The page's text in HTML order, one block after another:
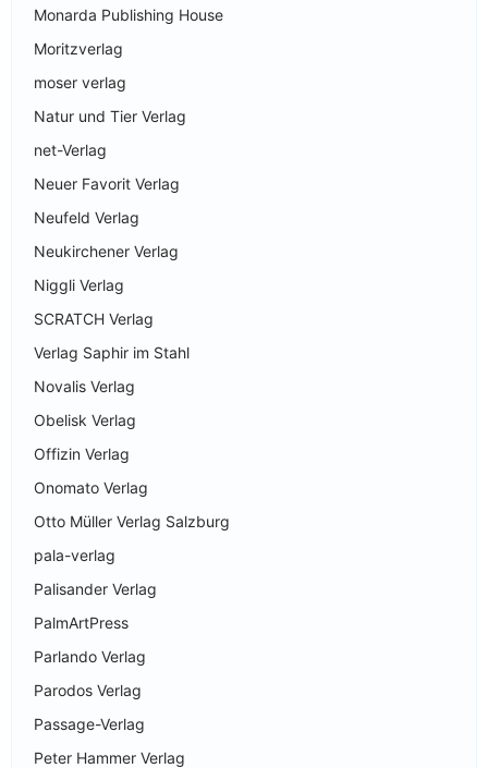
Monarda Publishing House
Moritzverlag
moser verlag
Natur und Tier Verlag
net-Verlag
Neuer Favorit Verlag
Neufeld Verlag
Neukirchener Verlag
Niggli Verlag
SCRATCH Verlag
Verlag Saphir im Stahl
Novalis Verlag
Obelisk Verlag
Offizin Verlag
Onomato Verlag
Otto Müller Verlag Salzburg
pala-verlag
Palisander Verlag
PalmArtPress
Parlando Verlag
Parodos Verlag
Passage-Verlag
Peter Hammer Verlag